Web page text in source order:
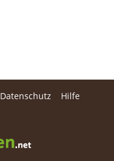
Datenschutz
Hilfe